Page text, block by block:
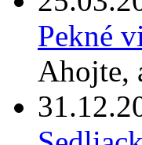
Pekné
Ahojte,